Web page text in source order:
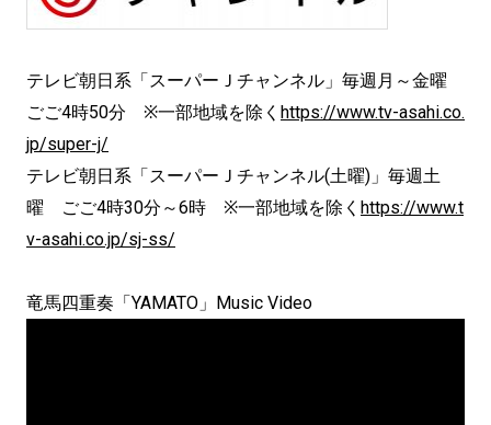
テレビ朝日系「スーパーＪチャンネル」毎週月～金曜
ごご4時50分 ※一部地域を除く https://www.tv-asahi.co.
jp/super-j/
テレビ朝日系「スーパーＪチャンネル(土曜)」毎週土
曜 ごご4時30分～6時 ※一部地域を除く https://www.t
v-asahi.co.jp/sj-ss/
竜馬四重奏「YAMATO」Music Video